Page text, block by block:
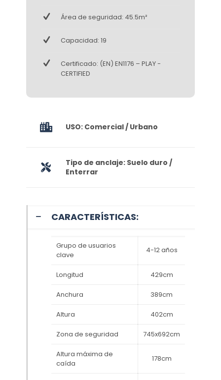
Área de seguridad: 45.5m²
Capacidad: 19
Certificado: (EN) EN1176 – PLAY -
CERTIFIED
USO: Comercial / Urbano
Tipo de anclaje: Suelo duro /
Enterrar
CARACTERÍSTICAS:
Grupo de usuarios
clave
4-12 años
Longitud 429cm
Anchura 389cm
Altura 402cm
Zona de seguridad 745x692cm
Altura máxima de
caída
178cm